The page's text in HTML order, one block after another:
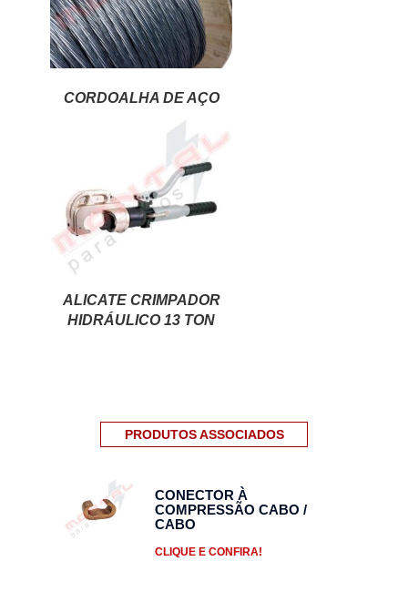
CORDOALHA DE AÇO
ALICATE CRIMPADOR
HIDRÁULICO 13 TON
PRODUTOS ASSOCIADOS
CONECTOR À
COMPRESSÃO CABO /
CABO
CLIQUE E CONFIRA!